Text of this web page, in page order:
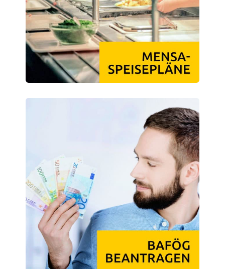
Mensa-FAQs
CampusCatering
MensaFeedback
AnsprechpartnerInnen
Wohnen
Wohnheime im Überblick
Wohnheime in Magdeburg
Wohnheime in Wernigerode
Wohnen-FAQ
Dokumente
AnsprechpartnerInnen
Soziales & Beratung
Sozialberatung
Finanzierungsberatung
Rückerstattung Semesterbeitrag
PsychoSoziale Beratung
Kursangebote